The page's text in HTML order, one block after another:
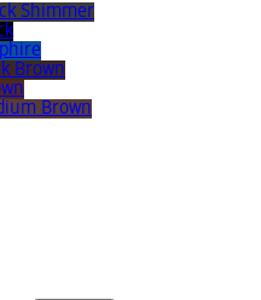
Shimmer
Brown
Brown